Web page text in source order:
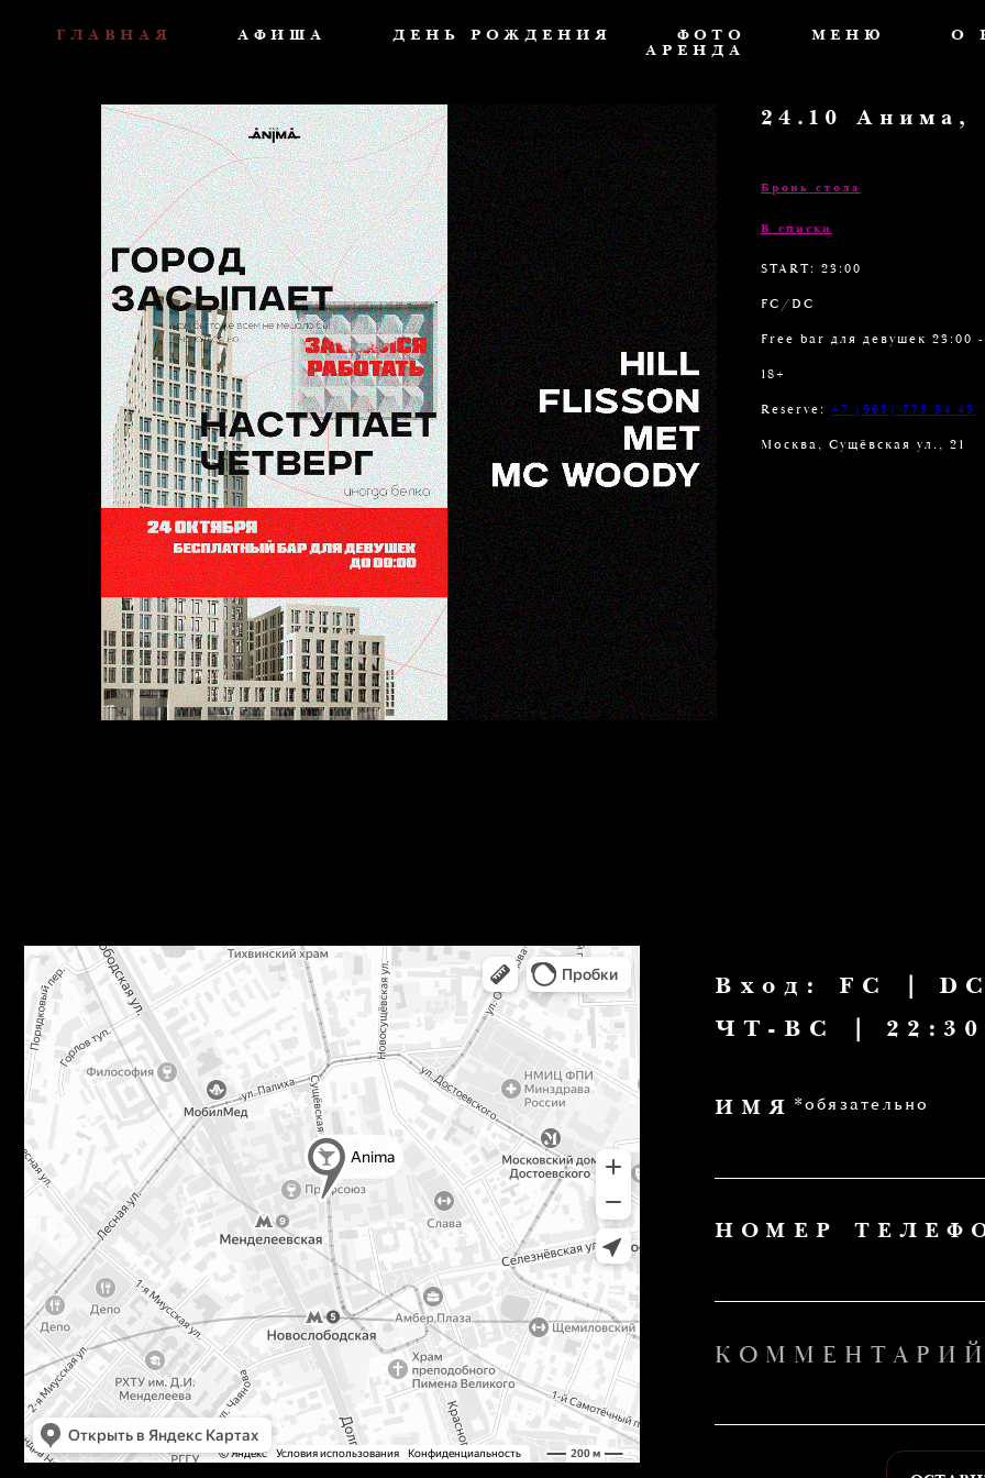
ГЛАВНАЯ АФИША ДЕНЬ РОЖДЕНИЯ ФОТО МЕНЮ
О
АРЕНДА
24.10 Анима,
Бронь стола
В списки
START: 23:00
FC/DC
Free bar для девушек 23:00
18+
Reserve: +7 (963) 773 34 43
Москва, Сущёвская ул., 21
г. Москва, ул. Сущевская, д. 21
тел. +7 (963) 773 34 - 43
*обязательно
НОМЕР ТЕЛЕФОНА
КОММЕНТАРИЙ